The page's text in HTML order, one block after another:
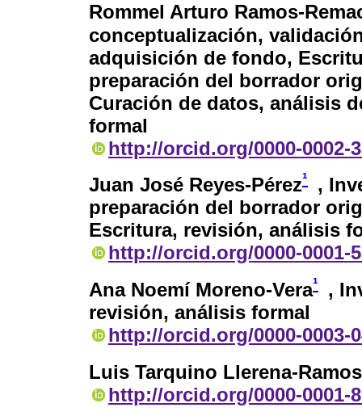
Rommel Arturo Ramos-
conceptualización,
adquisición de fondo,
preparación del borrador
Curación de datos, análisis
formal
http://orcid.org/0000-0002-
Juan José Reyes-Pérez¹
,
preparación del borrador
Escritura, revisión, análisis
http://orcid.org/0000-0001-
Ana Noemí Moreno-Vera¹
,
revisión, análisis formal
http://orcid.org/0000-0003-
Luis Tarquino Llerena-Ramos
http://orcid.org/0000-0001-